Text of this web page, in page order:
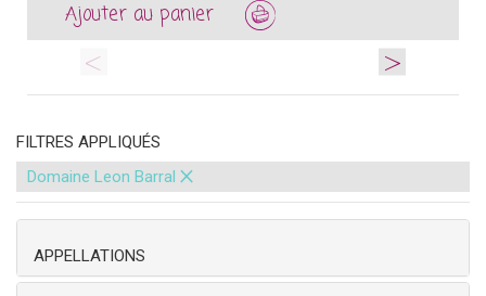
<
Ajouter au panier
>
FILTRES APPLIQUÉS
Domaine Leon Barral ×
APPELLATIONS